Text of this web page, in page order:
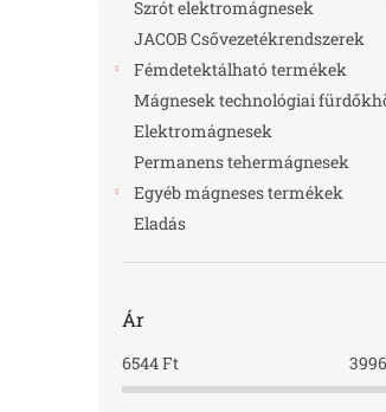
Szrót elektromágnesek
JACOB Csővezetékrendszerek
Fémdetektálható termékek
Mágnesek technológiai
Elektromágnesek
Permanens tehermágnesek
Egyéb mágneses termékek
Eladás
Ár
6544Ft